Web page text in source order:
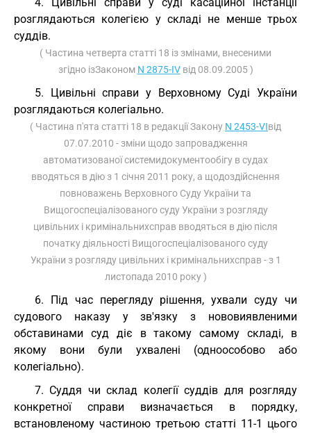
розглядаються колегією у складі не менше трьох
суддів.
( Частина четверта статті 18 із змінами, внесеними
згідно ізЗаконом N 2875-IVвід 08.09.2005 )
5. Цивільні справи у Верховному Суді України
розглядаються колегіально.
( Частина п'ята статті 18 в редакції Закону N 2453-VIвід
07.07.2010 - зміни щодо запровадження
автоматизованої системидокументообігу в судах
вводяться в дію з 1 січня 2011 року, а щодоздійснення
повноважень Верховного Суду України та
Вищогоспеціалізованого суду України з розгляду
цивільних і кримінальнихсправ вводяться в дію після
початку діяльності Вищогоспеціалізованого суду
України з розгляду цивільних і кримінальнихсправ - з 1
листопада 2010 року )
6. Під час перегляду рішення, ухвали суду чи
судового наказу у зв'язку з нововиявленими
обставинами суд діє в такому самому складі, в
якому вони були ухвалені (одноособово або
колегіально).
7. Суддя чи склад колегії суддів для розгляду
конкретної справи визначається в порядку,
встановленому частиною третьою статті 11-1 цього